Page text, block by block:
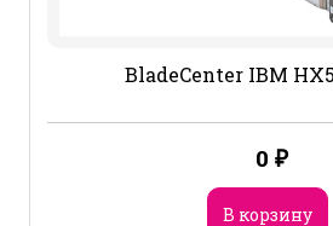
BladeCenter IBM
0 ₽
В корзину